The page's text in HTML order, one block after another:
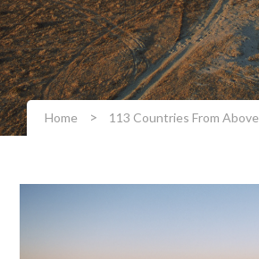
Home > 113 Countries From Above